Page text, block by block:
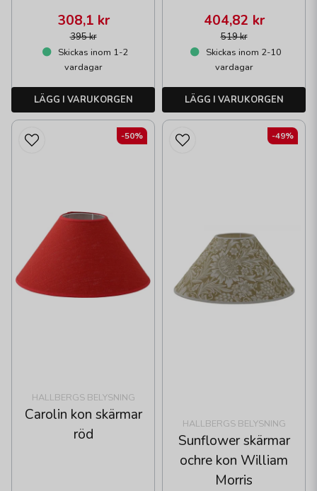
395 kr
308,1 kr
Skickas inom 1-2
vardagar
LÄGG I VARUKORGEN
519 kr
404,82 kr
Skickas inom 2-10
vardagar
LÄGG I VARUKORGEN
HALLBERGS BELYSNING
Carolin kon skärmar
röd
-50%
HALLBERGS BELYSNING
Sunflower skärmar
ochre kon William
Morris
-49%